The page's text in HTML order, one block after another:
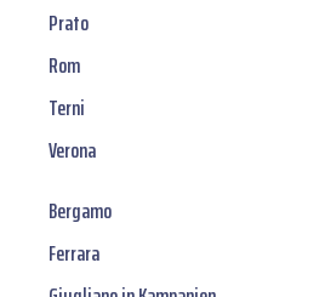
Prato
Rom
Terni
Verona
Bergamo
Ferrara